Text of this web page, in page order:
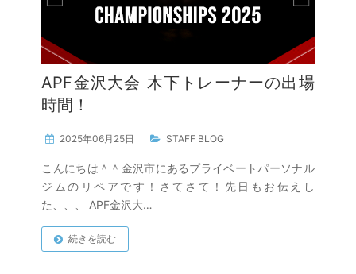
APF金沢大会 木下トレーナーの出場
時間！
2025年06月25日 STAFF BLOG
こんにちは＾＾金沢市にあるプライベートパーソナル
ジムのリペアです！さてさて！先日もお伝えし
た、、、 APF金沢大…
続きを読む